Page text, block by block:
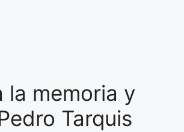
la memoria y
Tarquis